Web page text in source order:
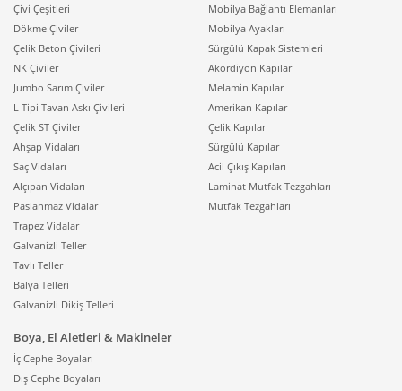
Ahşap tavan sistemleri, asma tavan yaklaşımıyla
birlikte kullanıldığında hem teknik hem de görsel
avantajlar sağlar. Asma tavan boşluğu; elektrik tesisatı,
aydınlatma hatları, havalandırma kanalları veya yangın
sistemleri gibi altyapıların düzenli şekilde taşınmasına
imkân verir. Ahşap yüzey, bu teknik katmanı saklayarak
mekâna daha sade bir görünüm kazandırır. Aynı
zamanda aydınlatma tasarımında esneklik sağlar;
spotlar, lineer aydınlatmalar veya gizli LED
uygulamaları tavan kurgusuna entegre edilebilir. Bu
tür uygulamalarda servis ve bakım erişiminin
planlanması önemlidir; tavan içinde kalan ekipmanlara
gerektiğinde ulaşabilmek için
çözümlerle sistem sürdürülebilir hale getirilebilir.
Böylece estetik yüzey korunurken, bakım süreçleri de
pratik şekilde yönetilir.
Ahşap tavan sistemleri, farklı tavan tipleriyle birlikte de
kurgulanabilir. Örneğin çizgisel tasarımı seven
projelerde ahşap yüzey, ritmik bir düzenle tasarlanarak
Çivi Çeşitleri
Dökme Çiviler
Çelik Beton Çivileri
NK Çiviler
Jumbo Sarım Çiviler
L Tipi Tavan Askı Çivileri
Çelik ST Çiviler
Ahşap Vidaları
Saç Vidaları
Alçıpan Vidaları
Paslanmaz Vidalar
Trapez Vidalar
Galvanizli Teller
Tavlı Teller
Balya Telleri
Galvanizli Dikiş Telleri
Mobilya Bağlantı Elemanları
Mobilya Ayakları
Sürgülü Kapak Sistemleri
Akordiyon Kapılar
Melamin Kapılar
Amerikan Kapılar
Çelik Kapılar
Sürgülü Kapılar
Acil Çıkış Kapıları
Laminat Mutfak Tezgahları
Mutfak Tezgahları
Boya, El Aletleri & Makineler
İç Cephe Boyaları
Dış Cephe Boyaları